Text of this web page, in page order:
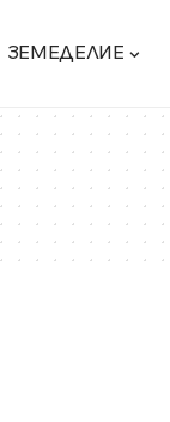
ЗЕМЕДЕЛИЕ